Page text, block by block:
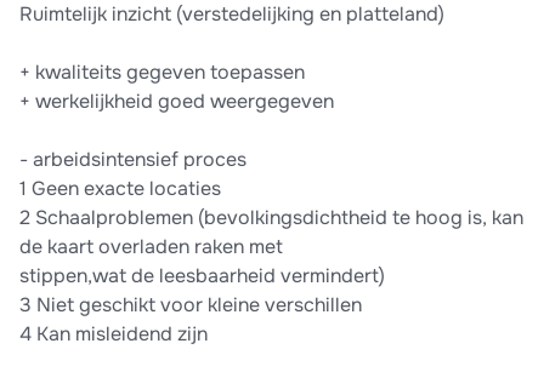
Ruimtelijk inzicht (verstedelijking en platteland)
+ kwaliteits gegeven toepassen​ ​ ​ ​
+ werkelijkheid goed weergegeven
- arbeidsintensief proces
1 Geen exacte locaties
2 Schaalproblemen (bevolkingsdichtheid te hoog is, kan
de kaart overladen raken met
stippen,wat de leesbaarheid vermindert)
3 Niet geschikt voor kleine verschillen
4 Kan misleidend zijn